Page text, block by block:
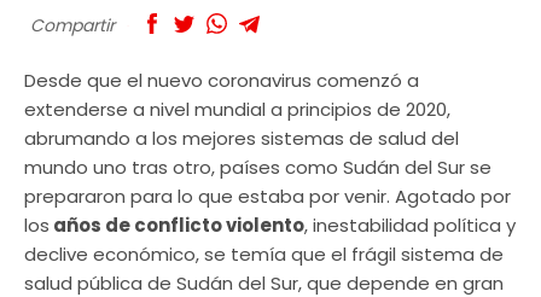
Compartir
Desde que el nuevo coronavirus comenzó a
extenderse a nivel mundial a principios de 2020,
abrumando a los mejores sistemas de salud del
mundo uno tras otro, países como Sudán del Sur se
prepararon para lo que estaba por venir. Agotado por
los años de conflicto violento, inestabilidad política y
declive económico, se temía que el frágil sistema de
salud pública de Sudán del Sur, que depende en gran